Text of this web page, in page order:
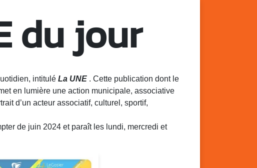
du jour
intitulé La UNE . Cette publication dont le
en lumière une action municipale, associative
d’un acteur associatif, culturel, sportif,
de juin 2024 et paraît les lundi, mercredi et